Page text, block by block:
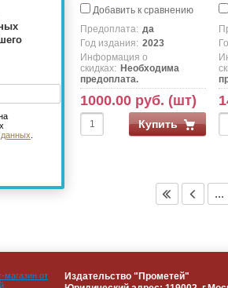
Добавить к сравнению
Предоплата: да
Год издания: 2023
Информация о
скидках: Необходима
предоплата.
1000.00 руб. (шт)
Купить
...
магазин от
Издательство "Прометей"